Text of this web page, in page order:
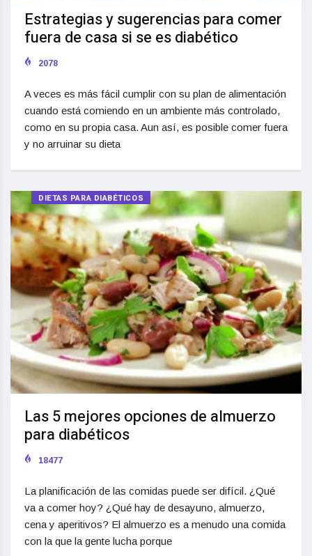
Estrategias y sugerencias para comer
fuera de casa si se es diabético
2078
A veces es más fácil cumplir con su plan de alimentación
cuando está comiendo en un ambiente más controlado,
como en su propia casa. Aun así, es posible comer fuera
y no arruinar su dieta
DIETAS PARA DIABÉTICOS
Las 5 mejores opciones de almuerzo
para diabéticos
18477
La planificación de las comidas puede ser difícil. ¿Qué
va a comer hoy? ¿Qué hay de desayuno, almuerzo,
cena y aperitivos? El almuerzo es a menudo una comida
con la que la gente lucha porque